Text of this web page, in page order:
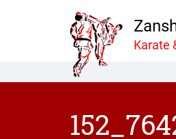
Karate